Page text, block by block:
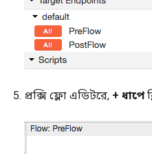
প্রক্সি ফ্লো এডিটরে, + ধাপে